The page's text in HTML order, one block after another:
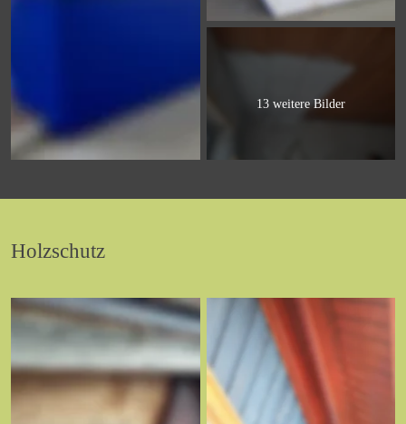
13 weitere Bilder
Holzschutz